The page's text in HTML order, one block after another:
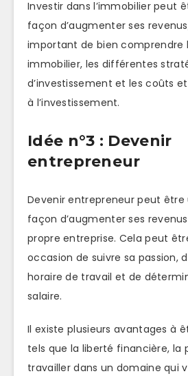
Investir dans l’immobilier peut
façon d’augmenter ses
important de bien comprendre
immobilier, les différentes
d’investissement et les coûts
à l’investissement.
Idée n°3 : Devenir
entrepreneur
Devenir entrepreneur peut être
façon d’augmenter ses
propre entreprise. Cela peut
occasion de suivre sa passion,
horaire de travail et de
salaire.
Il existe plusieurs avantages à
tels que la liberté financière, la
travailler dans un domaine qui